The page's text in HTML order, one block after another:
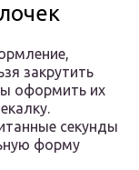
закрутить
оформить их
секунды
форму